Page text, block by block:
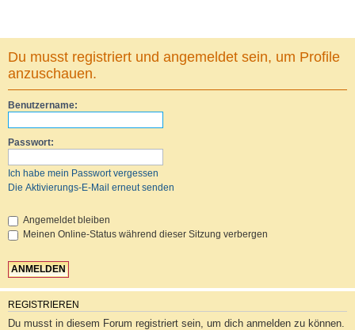
Du musst registriert und angemeldet sein, um Profile
anzuschauen.
Benutzername:
Passwort:
Ich habe mein Passwort vergessen
Die Aktivierungs-E-Mail erneut senden
Angemeldet bleiben
Meinen Online-Status während dieser Sitzung verbergen
REGISTRIEREN
Du musst in diesem Forum registriert sein, um dich anmelden zu können.